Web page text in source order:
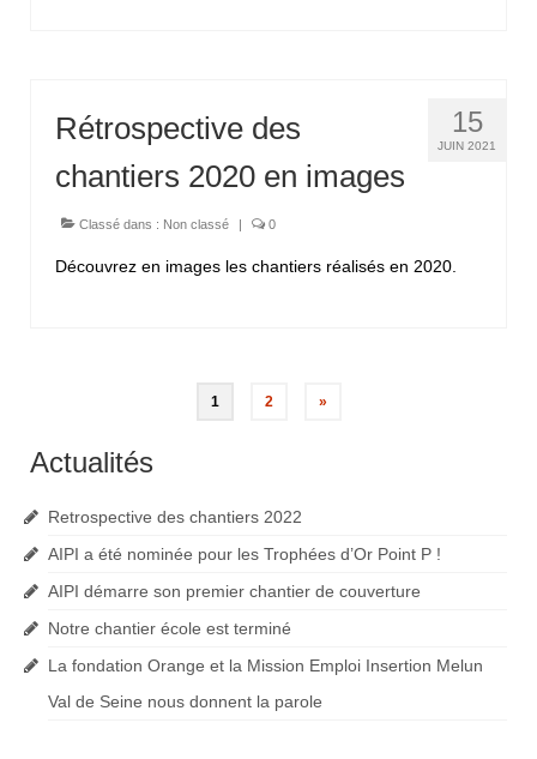
15
JUIN 2021
Rétrospective des
chantiers 2020 en images
Classé dans : Non classé | 0
Découvrez en images les chantiers réalisés en 2020.
des
1 2 »
Actualités
Retrospective des chantiers 2022
AIPI a été nominée pour les Trophées d’Or Point P !
AIPI démarre son premier chantier de couverture
Notre chantier école est terminé
La fondation Orange et la Mission Emploi Insertion Melun
Val de Seine nous donnent la parole